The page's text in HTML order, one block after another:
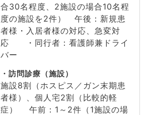
合30名程度、2施設の場合10名程
度の施設を2件） 午後：新規患
者様・入居者様の対応、急変対
応 ・同行者：看護師兼ドライ
バー
訪問診療（施設）
施設8割（ホスピス／ガン末期患
者様）、個人宅2割（比較的軽
症） 午前：1～2件（1施設の場